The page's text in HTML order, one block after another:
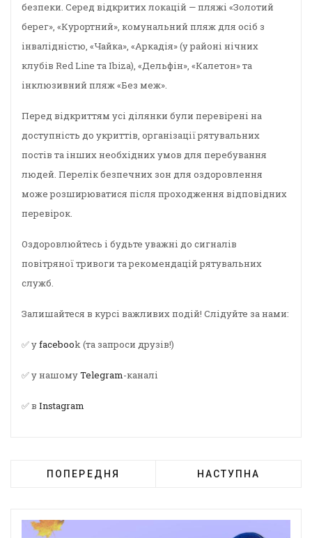
безпеки. Серед відкритих локацій — пляжі «Золотий
берег», «Курортний», комунальний пляж для осіб з
інвалідністю, «Чайка», «Аркадія» (у районі нічних
клубів Red Line та Ibiza), «Дельфін», «Калетон» та
інклюзивний пляж «Без меж».
Перед відкриттям усі ділянки були перевірені на
доступність до укриттів, організації рятувальних
постів та інших необхідних умов для перебування
людей. Перелік безпечних зон для оздоровлення
може розширюватися після проходження відповідних
перевірок.
Оздоровлюйтесь і будьте уважні до сигналів
повітряної тривоги та рекомендацій рятувальних
служб.
Залишайтеся в курсі важливих подій! Слідуйте за нами:
✅ уfacebook (та запроси друзів!)
✅ у нашомуTelegram-каналі
✅ в Instagram
ПОПЕРЕДНЯ НАСТУПНА